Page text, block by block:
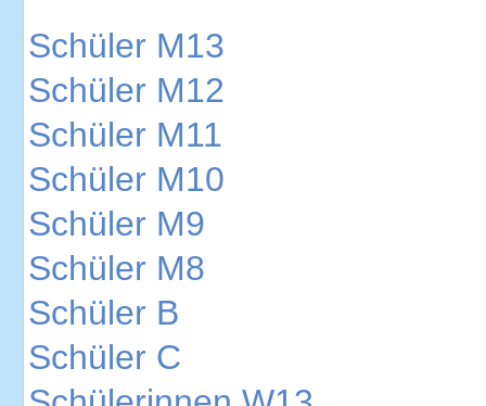
Schüler M13
Schüler M12
Schüler M11
Schüler M10
Schüler M9
Schüler M8
Schüler B
Schüler C